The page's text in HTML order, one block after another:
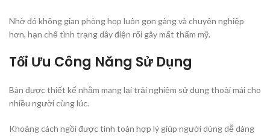
Nhờ đó không gian phòng họp luôn gọn gàng và chuyên nghiệp
hơn, hạn chế tình trạng dây điện rối gây mất thẩm mỹ.
Tối Ưu Công Năng Sử Dụng
Bàn được thiết kế nhằm mang lại trải nghiệm sử dụng thoải mái cho
nhiều người cùng lúc.
Khoảng cách ngồi được tính toán hợp lý giúp người dùng dễ dàng